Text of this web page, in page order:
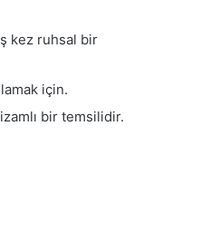
kez ruhsal bir
için.
bir temsilidir.